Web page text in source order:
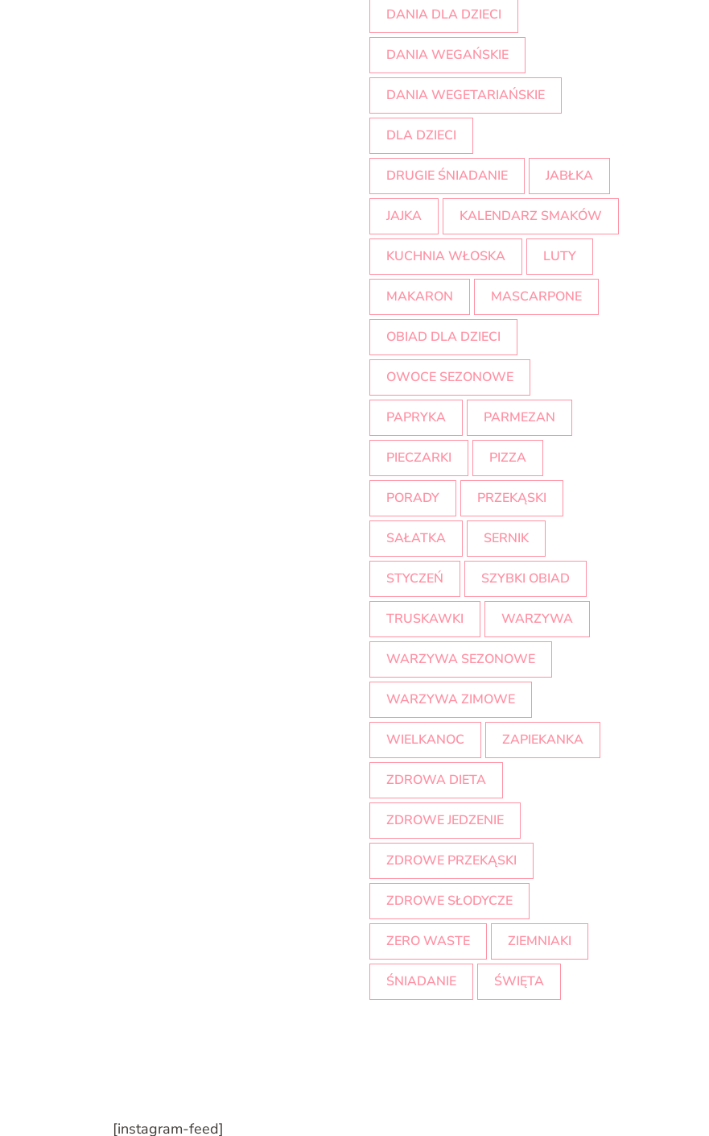
DANIA DLA DZIECI
DANIA WEGAŃSKIE
DANIA WEGETARIAŃSKIE
DLA DZIECI
DRUGIE ŚNIADANIE JABŁKA
JAJKA KALENDARZ SMAKÓW
KUCHNIA WŁOSKA LUTY
MAKARON MASCARPONE
OBIAD DLA DZIECI
OWOCE SEZONOWE
PAPRYKA PARMEZAN
PIECZARKI PIZZA
PORADY PRZEKĄSKI
SAŁATKA SERNIK
STYCZEŃ SZYBKI OBIAD
TRUSKAWKI WARZYWA
WARZYWA SEZONOWE
WARZYWA ZIMOWE
WIELKANOC ZAPIEKANKA
ZDROWA DIETA
ZDROWE JEDZENIE
ZDROWE PRZEKĄSKI
ZDROWE SŁODYCZE
ZERO WASTE ZIEMNIAKI
ŚNIADANIE ŚWIĘTA
[instagram-feed]